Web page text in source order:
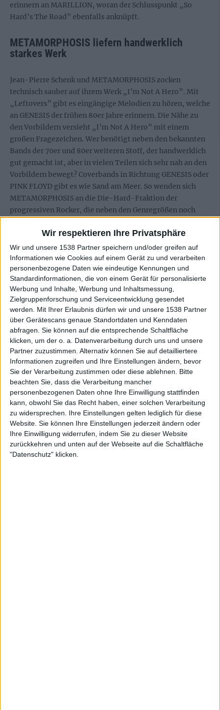
Wir respektieren Ihre Privatsphäre
Wir und unsere 1538 Partner speichern und/oder greifen auf
Informationen wie Cookies auf einem Gerät zu und verarbeiten
personenbezogene Daten wie eindeutige Kennungen und
Standardinformationen, die von einem Gerät für personalisierte
Werbung und Inhalte, Werbung und Inhaltsmessung,
Zielgruppenforschung und Serviceentwicklung gesendet
werden.
Mit Ihrer Erlaubnis dürfen wir und unsere 1538 Partner
über Gerätescans genaue Standortdaten und Kenndaten
abfragen. Sie können auf die entsprechende Schaltfläche
klicken, um der o. a. Datenverarbeitung durch uns und unsere
Partner zuzustimmen. Alternativ können Sie auf detailliertere
Informationen zugreifen und Ihre Einstellungen ändern, bevor
Sie der Verarbeitung zustimmen oder diese ablehnen.
Bitte
beachten Sie, dass die Verarbeitung mancher
personenbezogenen Daten ohne Ihre Einwilligung stattfinden
kann, obwohl Sie das Recht haben, einer solchen Verarbeitung
zu widersprechen. Ihre Einstellungen gelten lediglich für diese
Website. Sie können Ihre Einstellungen jederzeit ändern oder
Ihre Einwilligung widerrufen, indem Sie zu dieser Website
zurückkehren und unten auf der Webseite auf die Schaltfläche
"Datenschutz" klicken.
erinnern an MARILLION, woran der Schlusspunkt „So
Hard’s The Road” ebenfalls anknüpft.
METAMORPHOSIS liefern handwerklich
starkes Werk
Jean-Pierre Schenk und METAMORPHOSIS zocken
technisch sauber auf ihrem Werk „I’m Not A Hero”. Mit
„Leftovers” gibt es eingängige Melodien zu hören, welche
an GENESIS der frühen 80er Jahre erinnern. Die Nähe zu
den Vorbildern versieht „I’m Not A Hero” mit einem
großen Fragezeichen. Wer benötigt neben den bekannten
Bands der 70er und 80er weiteren Stoff, der handwerklich
gut gemacht ist, aber in vielen Teilen sich sehr nah an den
Vorbildern bewegt? Coverbands in Richtung GENESIS oder
PINK FLOYD gibt es wie Sand am Meer. So wenden sich
METAMORPHOSIS an die Die-Hard-Fraktion der
progressiven Rocker, die neben den Genregrößen noch
möchten.
Zur Startseite
05.08.2021
Jürgen Fenske
Ein Leben ohne Musik ist möglich,